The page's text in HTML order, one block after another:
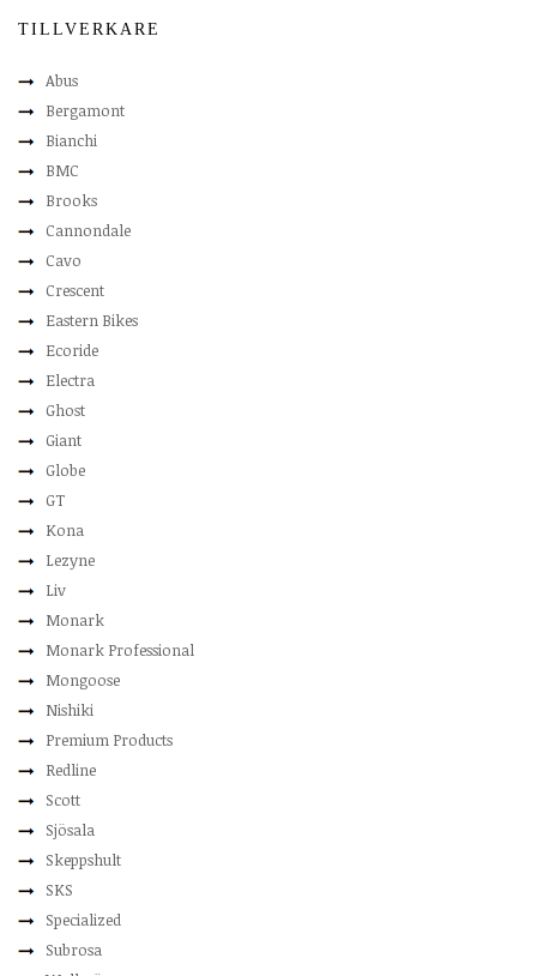
TILLVERKARE
Abus
Bergamont
Bianchi
BMC
Brooks
Cannondale
Cavo
Crescent
Eastern Bikes
Ecoride
Electra
Ghost
Giant
Globe
GT
Kona
Lezyne
Liv
Monark
Monark Professional
Mongoose
Nishiki
Premium Products
Redline
Scott
Sjösala
Skeppshult
SKS
Specialized
Subrosa